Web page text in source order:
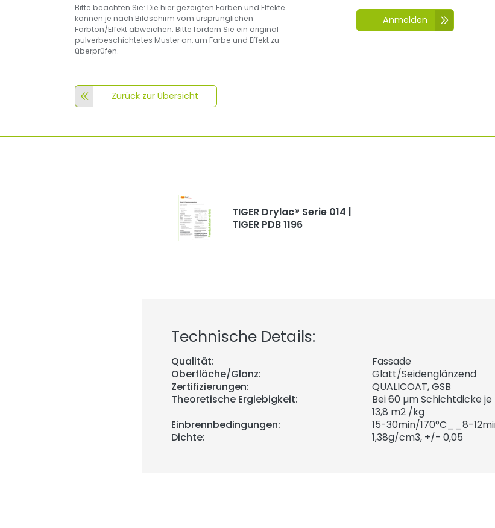
Bitte beachten Sie: Die hier gezeigten Farben und Effekte
können je nach Bildschirm vom ursprünglichen
Farbton/Effekt abweichen. Bitte fordern Sie ein original
pulverbeschichtetes Muster an, um Farbe und Effekt zu
überprüfen.
Zurück zur Übersicht
Anmelden
TIGER Drylac® Serie 014 |
TIGER PDB 1196
Technische Details:
Qualität:
Fassade
Oberfläche/Glanz:
Glatt/Seidenglänzend
Zertifizierungen:
QUALICOAT, GSB
Theoretische Ergiebigkeit:
Bei 60 µm Schichtdicke
13,8 m2 /kg
Einbrennbedingungen:
15-30min/170°C__8-
Dichte:
1,38g/cm3, +/- 0,05